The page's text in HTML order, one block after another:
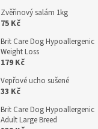
Zvěřinový salám 1kg
75 Kč
Brit Care Dog Hypoallergenic
Weight Loss
179 Kč
Vepřové ucho sušené
33 Kč
Brit Care Dog Hypoallergenic
Adult Large Breed